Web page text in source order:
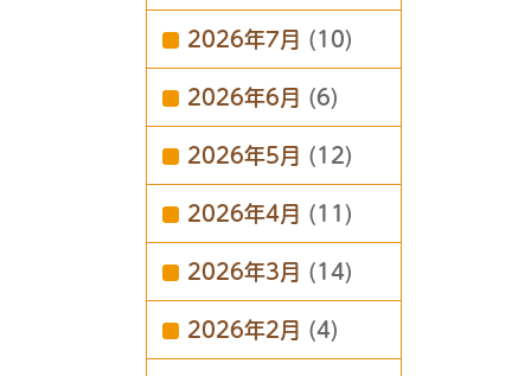
2026年7月 (10)
2026年6月 (6)
2026年5月 (12)
2026年4月 (11)
2026年3月 (14)
2026年2月 (4)